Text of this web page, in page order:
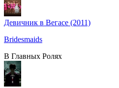
Девичник в Вегасе (2011)
Bridesmaids
В Главных Ролях